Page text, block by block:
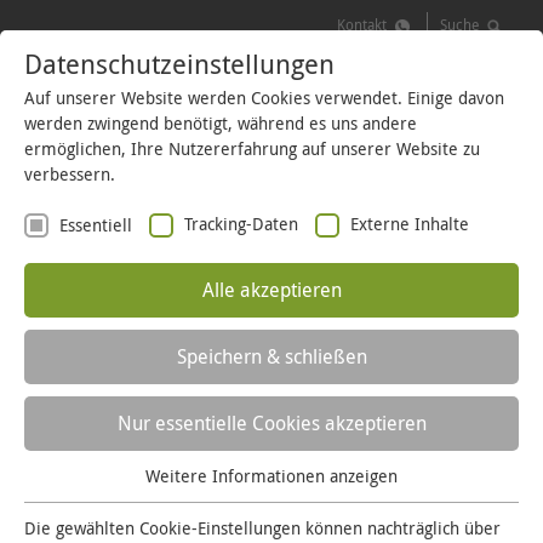
Kontakt Suche
MENÜ LOGIN
Veröffentlichungspflichten
GRUND- UND
VERSORGUNG
STROM-KENNZEICHNUNG
Datenschutzeinstellungen
Auf unserer Website werden Cookies verwendet. Einige davon
werden zwingend benötigt, während es uns andere
ermöglichen, Ihre Nutzererfahrung auf unserer Website zu
verbessern.
Essentiell Tracking-Daten Externe Inhalte
Alle akzeptieren
Speichern & schließen
Nur essentielle Cookies akzeptieren
Essentielle Cookies werden für grundlegende Funktionen
Weitere Informationen anzeigen
Die gewählten Cookie-Einstellungen können nachträglich über